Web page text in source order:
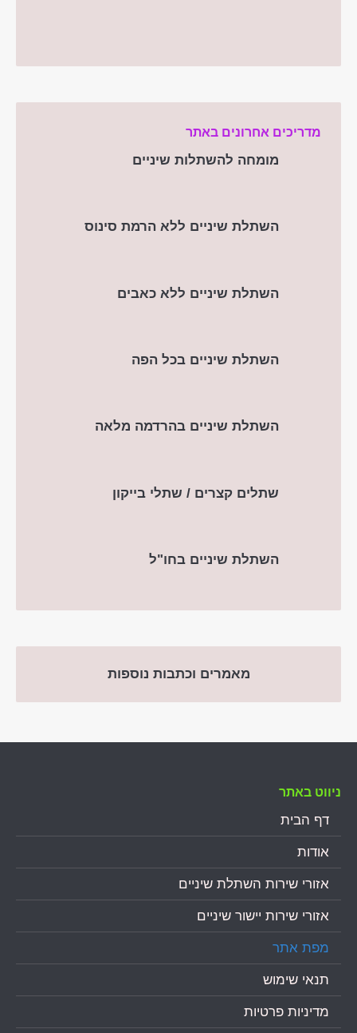
מדריכים אחרונים באתר
מומחה להשתלות שיניים
השתלת שיניים ללא הרמת סינוס
השתלת שיניים ללא כאבים
השתלת שיניים בכל הפה
השתלת שיניים בהרדמה מלאה
שתלים קצרים / שתלי בייקון
השתלת שיניים בחו"ל
מאמרים וכתבות נוספות
ניווט באתר
דף הבית
אודות
אזורי שירות השתלת שיניים
אזורי שירות יישור שיניים
מפת אתר
תנאי שימוש
מדיניות פרטיות